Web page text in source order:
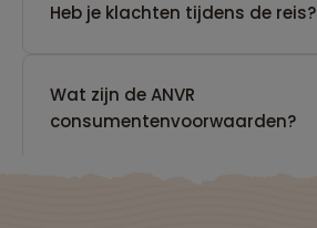
Heb je klachten tijdens de reis?
Wat zijn de ANVR
consumentenvoorwaarden?